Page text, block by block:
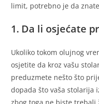
limit, potrebno je da
1. Da li osjećate
Ukoliko tokom olujnog
osjetite da kroz vašu
preduzmete nešto što
dopada što vaša stolarija
zbog toga ne biste trebali